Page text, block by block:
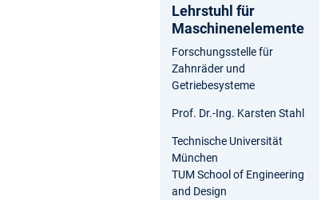
Lehrstuhl für
Maschinenelemente
Forschungsstelle für
Zahnräder und
Getriebesysteme
Prof. Dr.-Ing. Karsten Stahl
Technische Universität
München
TUM School of Engineering
and Design